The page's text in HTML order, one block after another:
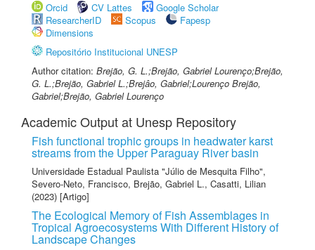
Orcid
CV Lattes
Google Scholar
ResearcherID
Scopus
Fapesp
Dimensions
Repositório Institucional UNESP
Author citation: Brejão, G. L.;Brejão, Gabriel Lourenço;Brejão,
G. L.;Brejão, Gabriel L.;Brejâo, Gabriel;Lourenço Brejão,
Gabriel;Brejão, Gabriel Lourenço
Academic Output at Unesp Repository
Fish functional trophic groups in headwater karst
streams from the Upper Paraguay River basin
Universidade Estadual Paulista "Júlio de Mesquita Filho",
Severo-Neto, Francisco, Brejão, Gabriel L., Casatti, Lilian
(2023) [Artigo]
The Ecological Memory of Fish Assemblages in
Tropical Agroecosystems With Different History of
Landscape Changes